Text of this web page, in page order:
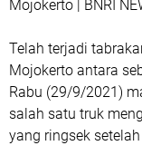
Mojokerto | BNRI
Telah terjadi
Mojokerto antara
Rabu (29/9/2021)
salah satu truk
yang ringsek